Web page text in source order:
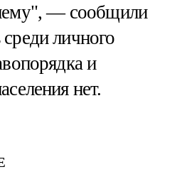
— сообщили
личного
и
нет.